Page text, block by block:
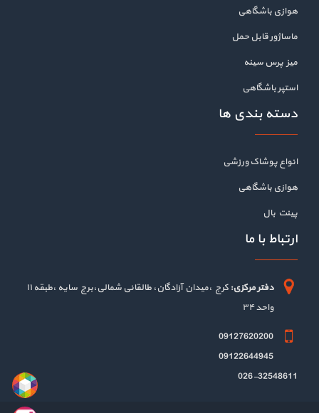
هوازی باشگاهی
ماساژور قابل حمل
میز پرس سینه
استپر باشگاهی
دسته بندی ها
انواع پوشاک ورزشی
هوازی باشگاهی
پینت بال
ارتباط با ما
دفتر مرکزی:
کرج ،میدان آزادگان، طالقانی شمالی،برج سایه ،طبقه ۱۱
واحد ۳۴
09127620200
09122644945
026-32548611